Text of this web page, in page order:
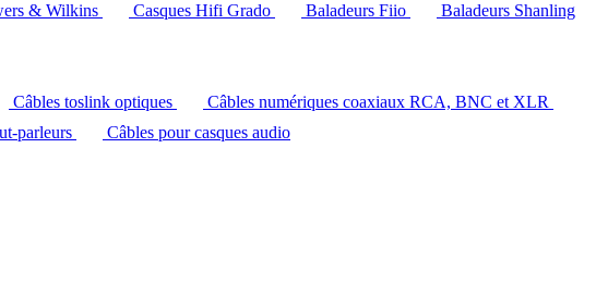
& Wilkins Casques Hifi Grado Baladeurs Fiio
Baladeurs Shanling
Câbles toslink optiques
Câbles numériques coaxiaux RCA, BNC et XLR
parleurs
Câbles pour casques audio